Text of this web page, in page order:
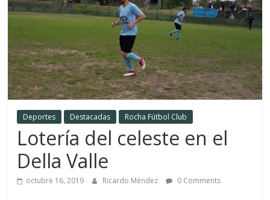
Deportes Destacadas Rocha Fútbol Club
Lotería del celeste en el
Della Valle
octubre 16, 2019 Ricardo Méndez 0 Comments